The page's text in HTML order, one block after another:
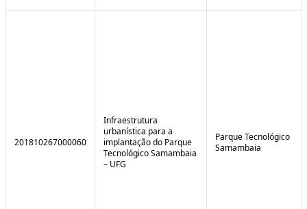
201810267000060
Infraestrutura
urbanística para a
implantação do Parque
Tecnológico Samambaia
– UFG
Parque Tecnológico
Samambaia